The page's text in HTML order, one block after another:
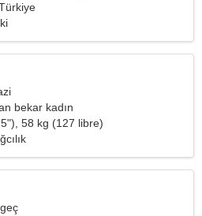
bekar kadın
58 kg (127 libre)